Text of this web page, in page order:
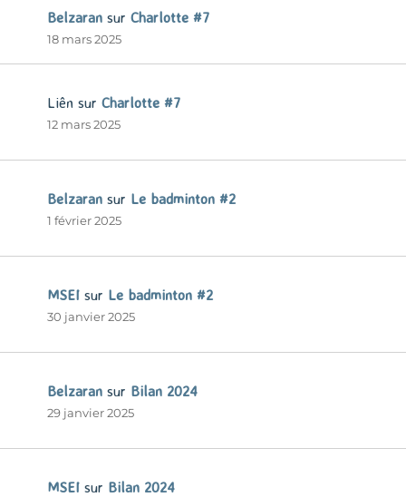
Belzaran sur Charlotte #7
18 mars 2025
Liên sur Charlotte #7
12 mars 2025
Belzaran sur Le badminton #2
1 février 2025
MSEI sur Le badminton #2
30 janvier 2025
Belzaran sur Bilan 2024
29 janvier 2025
MSEI sur Bilan 2024